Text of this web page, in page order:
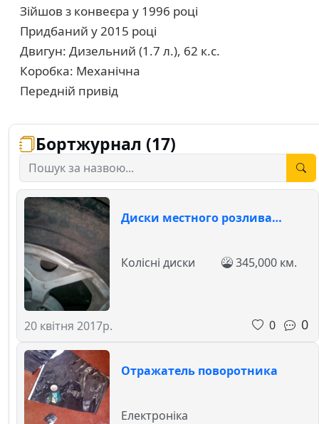
Зійшов з конвеєра у 1996 році
Придбаний у 2015 році
Двигун: Дизельний (1.7 л.), 62 к.с.
Коробка: Механічна
Передній привід
Бортжурнал (17)
Диски местного розлива…
20 квітня 2017р.
Колісні диски 345,000 км.
0 0
Отражатель поворотника
Електроніка